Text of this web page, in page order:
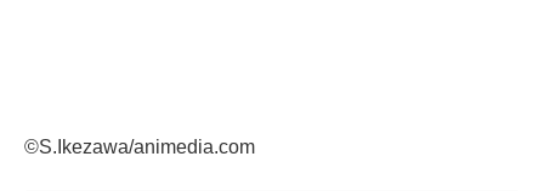
©S.Ikezawa/animedia.com